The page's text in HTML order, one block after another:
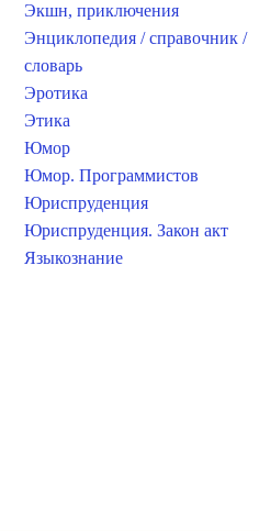
Экшн, приключения
Энциклопедия / справочник /
словарь
Эротика
Этика
Юмор
Юмор. Программистов
Юриспруденция
Юриспруденция. Закон акт
Языкознание